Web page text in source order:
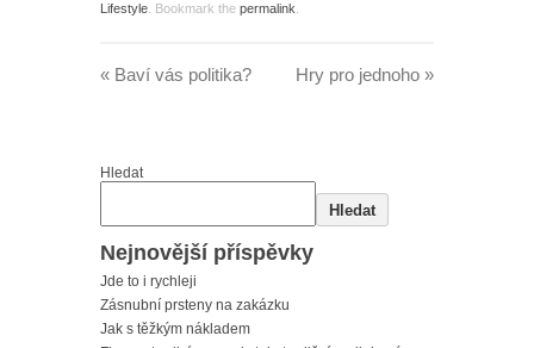
Lifestyle . Bookmark the permalink
« Baví vás politika? Hry pro jednoho »
Hledat
Hledat
Nejnovější příspěvky
Jde to i rychleji
Zásnubní prsteny na zakázku
Jak s těžkým nákladem